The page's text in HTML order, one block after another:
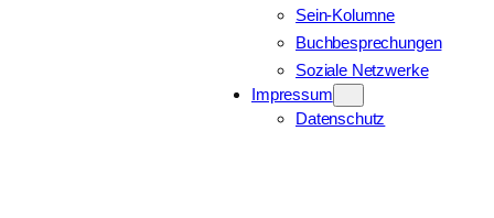
Sein-Kolumne
Buchbesprechungen
Soziale Netzwerke
Impressum
Datenschutz